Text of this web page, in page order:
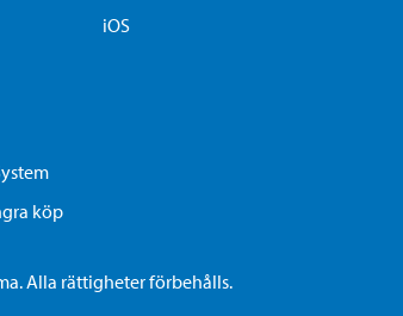
köp
iOS
Alla rättigheter förbehålls.